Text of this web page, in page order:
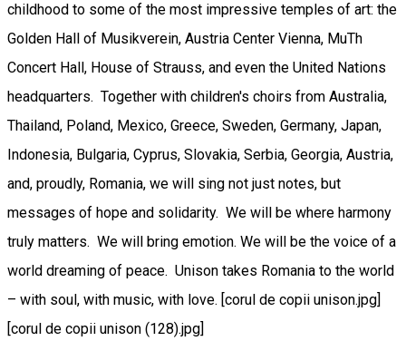
childhood to some of the most impressive temples of art: the
Golden Hall of Musikverein, Austria Center Vienna, MuTh
Concert Hall, House of Strauss, and even the United Nations
headquarters. Together with children's choirs from Australia,
Thailand, Poland, Mexico, Greece, Sweden, Germany, Japan,
Indonesia, Bulgaria, Cyprus, Slovakia, Serbia, Georgia, Austria,
and, proudly, Romania, we will sing not just notes, but
messages of hope and solidarity. We will be where harmony
truly matters. We will bring emotion. We will be the voice of a
world dreaming of peace. Unison takes Romania to the world
– with soul, with music, with love. [corul de copii unison.jpg]
[corul de copii unison (128).jpg]